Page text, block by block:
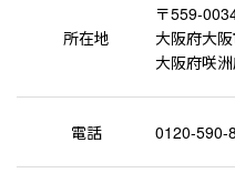
所在地
〒559-
大阪府大
大阪府咲
電話 0120-590-